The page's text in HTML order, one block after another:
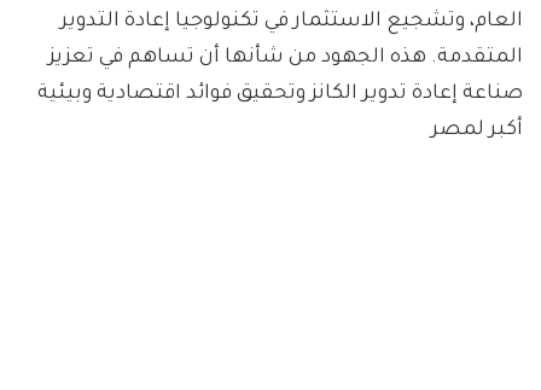
العام، وتشجيع الاستثمار في تكنولوجيا إعادة التدوير
المتقدمة. هذه الجهود من شأنها أن تساهم في تعزيز
صناعة إعادة تدوير الكانز وتحقيق فوائد اقتصادية وبيئية
أكبر لمصر